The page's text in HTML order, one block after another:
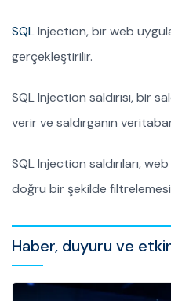
SQLInjection, bir web
gerçekleştirilir.
SQL Injection saldırısı, bir
verir ve saldırganın
SQL Injection saldırıları,
doğru bir şekilde
Haber, duyuru ve